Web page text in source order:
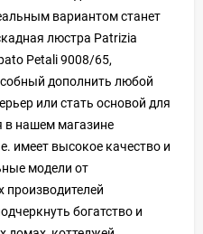
вариантом станет
люстра Patrizia
Petali 9008/65,
дополнить любой
или стать основой для
в нашем магазине
имеет высокое качество и
модели от
производителей
богатство и